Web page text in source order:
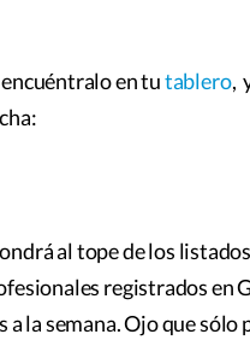
en tutablero,
al tope de los
registrados en
la semana. Ojo que sólo